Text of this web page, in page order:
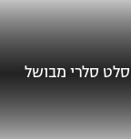
סלט סלרי מבושל